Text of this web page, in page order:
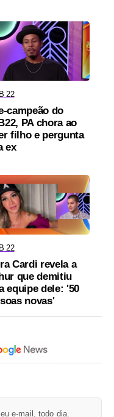
22
campeão do
PA chora ao
filho e pergunta
ex
22
Cardi revela a
que demitiu
equipe dele: '50
novas'
e-mail, todo dia.